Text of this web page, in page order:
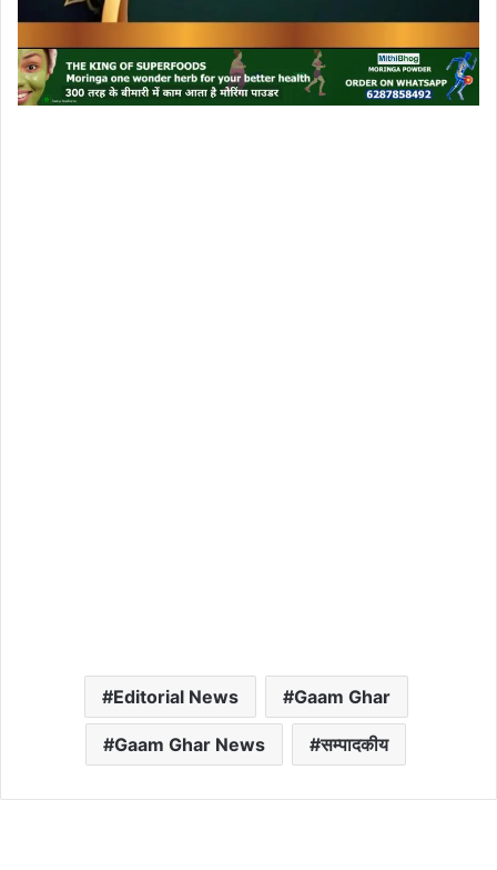
Editorial News Gaam Ghar
Gaam Ghar News सम्पादकीय